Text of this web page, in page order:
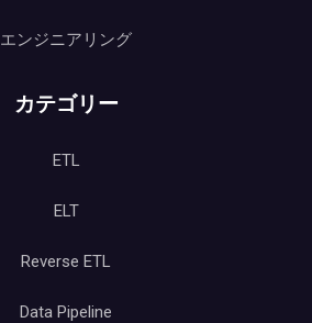
エンジニアリング
カテゴリー
ETL
ELT
Reverse ETL
Data Pipeline